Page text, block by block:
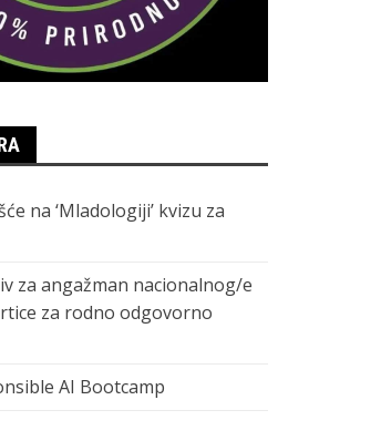
na ‘Mladologiji’ kvizu za
za angažman nacionalnog/e
za rodno odgovorno
AI Bootcamp